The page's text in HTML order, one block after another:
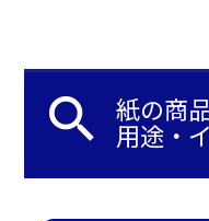
search 紙の商
用途・